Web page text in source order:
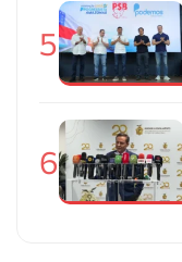
5
6